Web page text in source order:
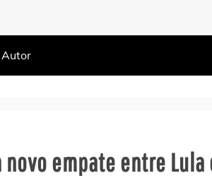
Autor
novo empate entre Lula